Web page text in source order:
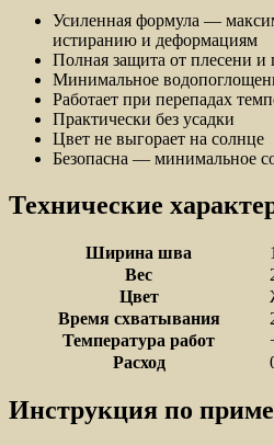
Усиленная формула —
истиранию и деформациям
Полная защита от плесени и
Минимальное
Работает при перепадах
Практически без усадки
Цвет не выгорает на солнце
Безопасна — минимальное
Технические
Ширина шва
Вес
Цвет
Время схватывания
Температура работ
Расход
Инструкция по